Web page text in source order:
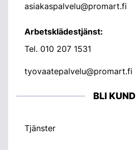
asiakaspalvelu@promart.fi
Arbetsklädestjänst:
Tel. 010 207 1531
tyovaatepalvelu@promart.fi
BLI KUND
Tjänster